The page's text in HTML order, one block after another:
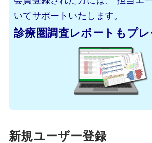
いてサポートいたします。
診療圏調査レポートもプレ
新規ユーザー登録